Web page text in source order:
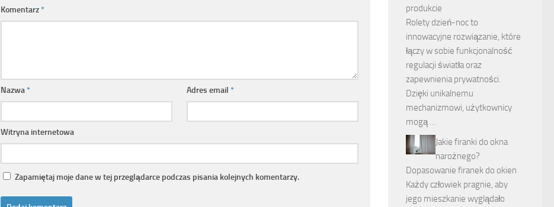
Komentarz*
Nazwa* Adres email*
Witryna internetowa
Zapamiętaj moje dane w tej przeglądarce podczas pisania kolejnych komentarzy.
produkcie
Rolety dzień-noc to
innowacyjne rozwiązanie, które
łączy w sobie funkcjonalność
regulacji światła oraz
zapewnienia prywatności.
Dzięki unikalnemu
mechanizmowi, użytkownicy
mogą …
Jakie firanki do okna
narożnego?
Dopasowanie firanek do okien
Każdy człowiek pragnie, aby
jego mieszkanie wyglądało